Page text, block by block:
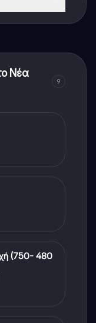
Νέα
9
(750- 480